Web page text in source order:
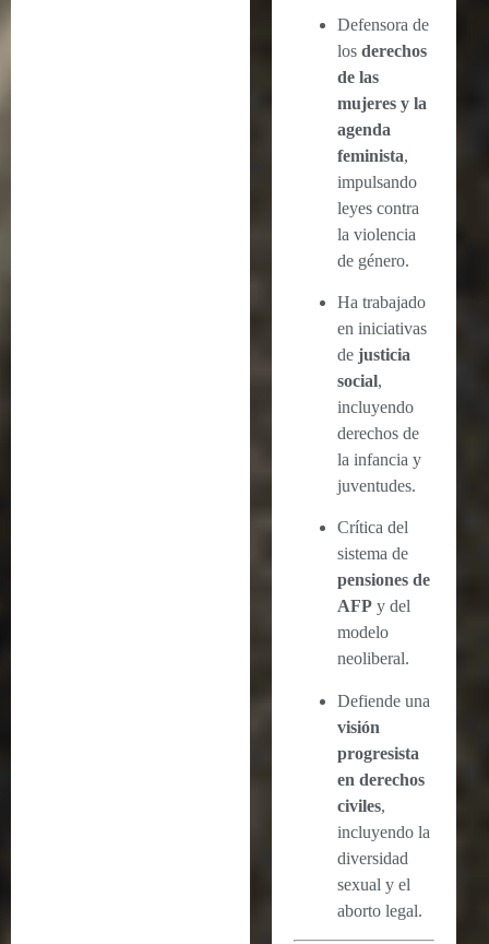
Defensora de
losderechos
de las
mujeres y la
agenda
feminista,
impulsando
leyes contra
la violencia
de género.
Ha trabajado
en iniciativas
dejusticia
social,
incluyendo
derechos de
la infancia y
juventudes.
Crítica del
sistema de
pensiones de
AFP y del
modelo
neoliberal.
Defiende una
visión
progresista
en derechos
civiles,
incluyendo la
diversidad
sexual y el
aborto legal.